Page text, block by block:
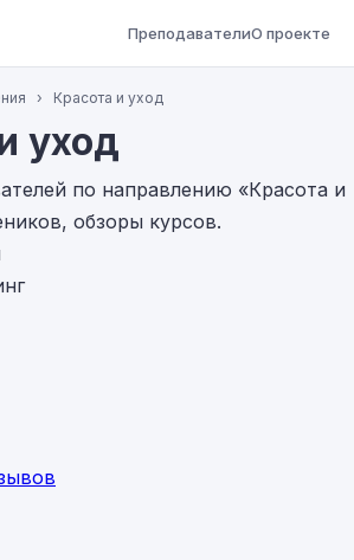
ПреподавателиО проекте
› Красота и уход
уход
по направлению «Красота и
обзоры курсов.